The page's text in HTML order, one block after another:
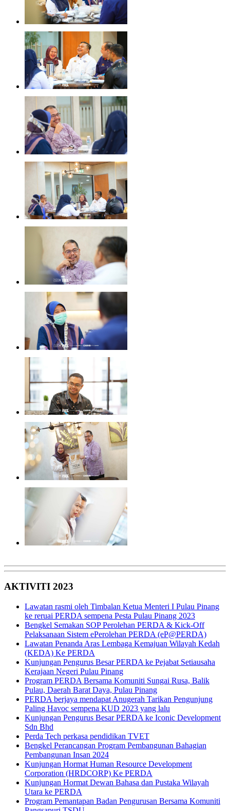
AKTIVITI 2023
Lawatan rasmi oleh Timbalan Ketua Menteri I Pulau Pinang
ke reruai PERDA sempena Pesta Pulau Pinang 2023
Bengkel Semakan SOP Perolehan PERDA & Kick-Off
Pelaksanaan Sistem ePerolehan PERDA (eP@PERDA)
Lawatan Penanda Aras Lembaga Kemajuan Wilayah Kedah
(KEDA) Ke PERDA
Kunjungan Pengurus Besar PERDA ke Pejabat Setiausaha
Kerajaan Negeri Pulau Pinang
Program PERDA Bersama Komuniti Sungai Rusa, Balik
Pulau, Daerah Barat Daya, Pulau Pinang
PERDA berjaya mendapat Anugerah Tarikan Pengunjung
Paling Havoc sempena KUD 2023 yang lalu
Kunjungan Pengurus Besar PERDA ke Iconic Development
Sdn Bhd
Perda Tech perkasa pendidikan TVET
Bengkel Perancangan Program Pembangunan Bahagian
Pembangunan Insan 2024
Kunjungan Hormat Human Resource Development
Corporation (HRDCORP) Ke PERDA
Kunjungan Hormat Dewan Bahasa dan Pustaka Wilayah
Utara ke PERDA
Program Pemantapan Badan Pengurusan Bersama Komuniti